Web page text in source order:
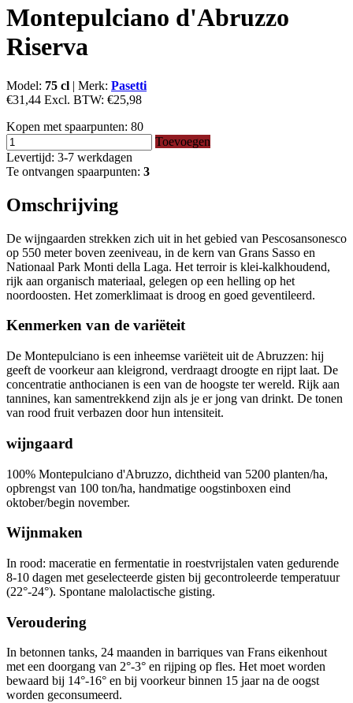
Montepulciano d'Abruzzo
Riserva
Model: 75 cl | Merk: Pasetti
€31,44 Excl. BTW: €25,98
Kopen met spaarpunten: 80
Toevoegen
Levertijd: 3-7 werkdagen
Te ontvangen spaarpunten: 3
Omschrijving
De wijngaarden strekken zich uit in het gebied van Pescosansonesco
op 550 meter boven zeeniveau, in de kern van Grans Sasso en
Nationaal Park Monti della Laga. Het terroir is klei-kalkhoudend,
rijk aan organisch materiaal, gelegen op een helling op het
noordoosten. Het zomerklimaat is droog en goed geventileerd.
Kenmerken van de variëteit
De Montepulciano is een inheemse variëteit uit de Abruzzen: hij
geeft de voorkeur aan kleigrond, verdraagt ​​droogte en rijpt laat. De
concentratie anthocianen is een van de hoogste ter wereld. Rijk aan
tannines, kan samentrekkend zijn als je er jong van drinkt. De tonen
van rood fruit verbazen door hun intensiteit.
wijngaard
100% Montepulciano d'Abruzzo, dichtheid van 5200 planten/ha,
opbrengst van 100 ton/ha, handmatige oogstinboxen eind
oktober/begin november.
Wijnmaken
In rood: maceratie en fermentatie in roestvrijstalen vaten gedurende
8-10 dagen met geselecteerde gisten bij gecontroleerde temperatuur
(22°-24°). Spontane malolactische gisting.
Veroudering
In betonnen tanks, 24 maanden in barriques van Frans eikenhout
met een doorgang van 2°-3° en rijping op fles. Het moet worden
bewaard bij 14°-16° en bij voorkeur binnen 15 jaar na de oogst
worden geconsumeerd.